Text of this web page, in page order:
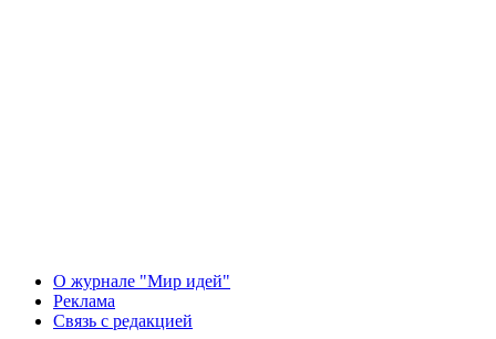
О журнале "Мир идей"
Реклама
Связь с редакцией